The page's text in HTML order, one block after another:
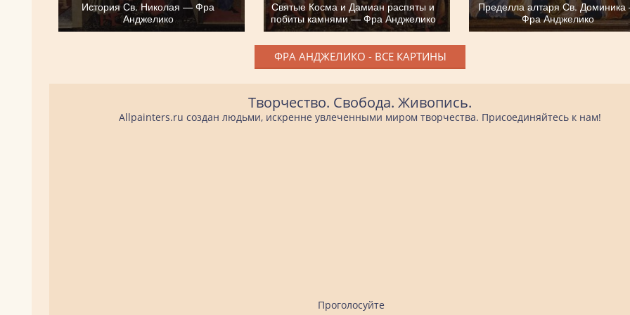
История Св. Николая — Фра
Анджелико
Святые Косма и Дамиан распяты и
побиты камнями — Фра Анджелико
Пределла алтаря Св.
Фра Анджелико
ФРА АНДЖЕЛИКО - ВСЕ КАРТИНЫ
Творчество. Свобода. Живопись.
Allpainters.ru создан людьми, искренне увлеченными миром творчества. Присоединяйтесь к нам!
Проголосуйте